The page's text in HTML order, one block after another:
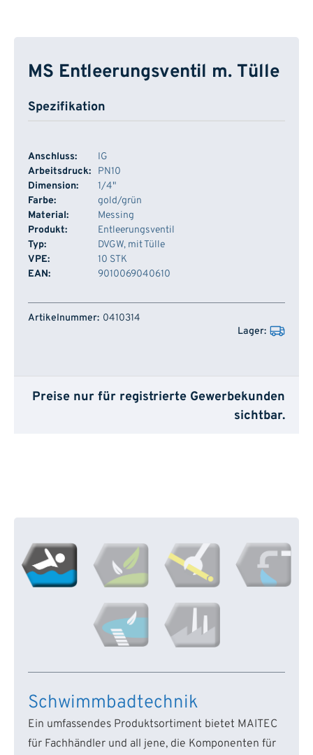
MS Entleerungsventil m. Tülle
Spezifikation
Anschluss:
IG
Arbeitsdruck:
PN10
Dimension:
1/4"
Farbe:
gold/grün
Material:
Messing
Produkt:
Entleerungsventil
Typ:
DVGW, mit Tülle
VPE:
10 STK
EAN:
9010069040610
Artikelnummer Lager
0410314
Preise nur für registrierte Gewerbekunden
sichtbar.
Schwimmbadtechnik
Ein umfassendes Produktsortiment bietet MAITEC
für Fachhändler und all jene, die Komponenten für